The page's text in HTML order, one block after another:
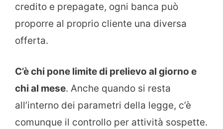
credito e prepagate, ogni banca può
proporre al proprio cliente una diversa
offerta.
C’è chi pone limite di prelievo al giorno e
chi al mese. Anche quando si resta
all’interno dei parametri della legge, c’è
comunque il controllo per attività sospette.